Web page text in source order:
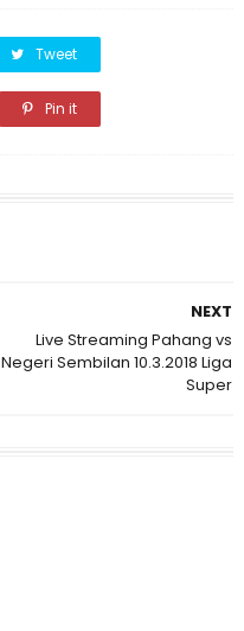
Tweet
Pin it
NEXT
Live Streaming Pahang vs
Negeri Sembilan 10.3.2018 Liga
Super